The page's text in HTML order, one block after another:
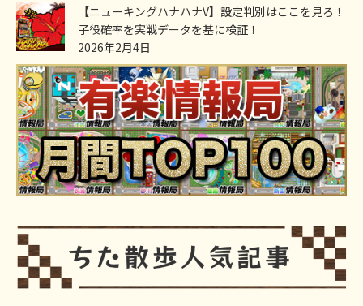
【ニューキングハナハナV】設定判別はここを見ろ！
子役確率を実戦データを基に検証！
2026年2月4日